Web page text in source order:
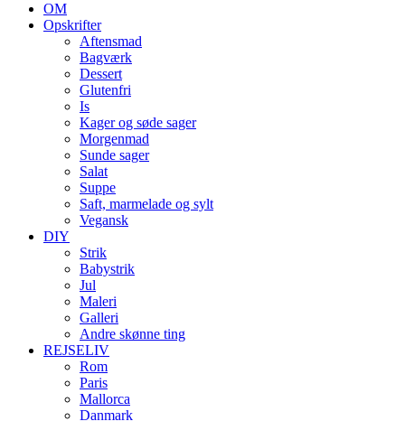
OM
Opskrifter
Aftensmad
Bagværk
Dessert
Glutenfri
Is
Kager og søde sager
Morgenmad
Sunde sager
Salat
Suppe
Saft, marmelade og sylt
Vegansk
DIY
Strik
Babystrik
Jul
Maleri
Galleri
Andre skønne ting
REJSELIV
Rom
Paris
Mallorca
Danmark